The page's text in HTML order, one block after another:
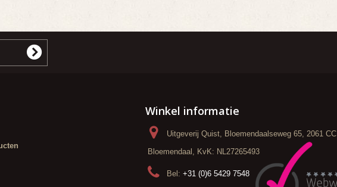
Winkel informatie
Uitgeverij Quist, Bloemendaalseweg 65, 2061 CC
Bloemendaal, KvK: NL27265493
Bel: +31 (0)6 5429 7548